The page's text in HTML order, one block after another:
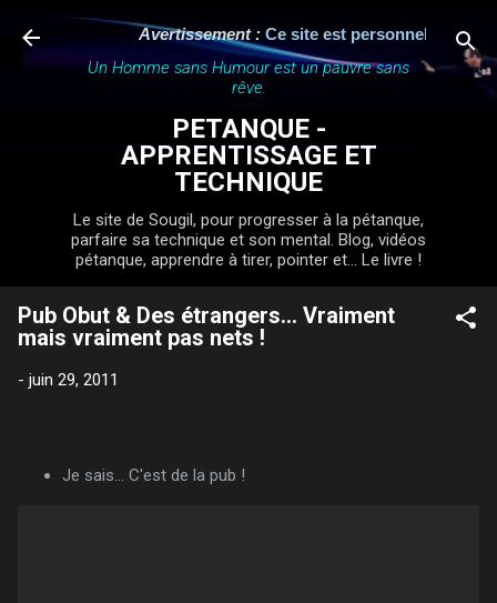
Accéder au contenu principal
Avertissement : Ce site est personnel,
Un Homme sans Humour est un pauvre sans
rêve.
PETANQUE -
APPRENTISSAGE ET
TECHNIQUE
Le site de Sougil, pour progresser à la pétanque,
parfaire sa technique et son mental. Blog, vidéos
pétanque, apprendre à tirer, pointer et... Le livre !
Pub Obut & Des étrangers... Vraiment
mais vraiment pas nets !
- juin 29, 2011
Je sais... C'est de la pub !